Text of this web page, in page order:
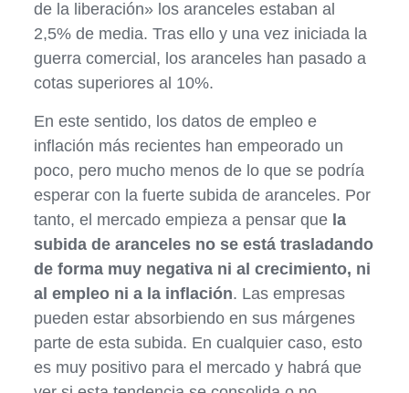
de la liberación» los aranceles estaban al
2,5% de media. Tras ello y una vez iniciada la
guerra comercial, los aranceles han pasado a
cotas superiores al 10%.
En este sentido, los datos de empleo e
inflación más recientes han empeorado un
poco, pero mucho menos de lo que se podría
esperar con la fuerte subida de aranceles. Por
tanto, el mercado empieza a pensar que la
subida de aranceles no se está trasladando
de forma muy negativa ni al crecimiento, ni
al empleo ni a la inflación. Las empresas
pueden estar absorbiendo en sus márgenes
parte de esta subida. En cualquier caso, esto
es muy positivo para el mercado y habrá que